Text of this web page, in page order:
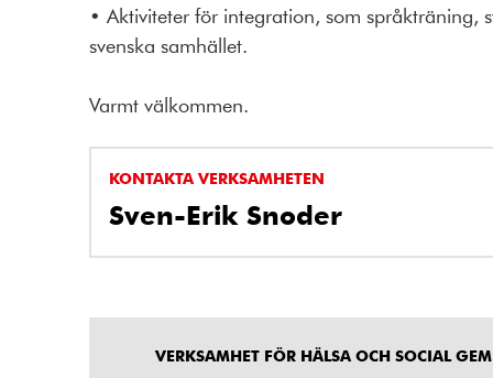
• Aktiviteter för integration, som språkträning,
svenska samhället.
Varmt välkommen.
KONTAKTA VERKSAMHETEN
Sven-Erik Snoder
VERKSAMHET FÖR HÄLSA OCH SOCIAL